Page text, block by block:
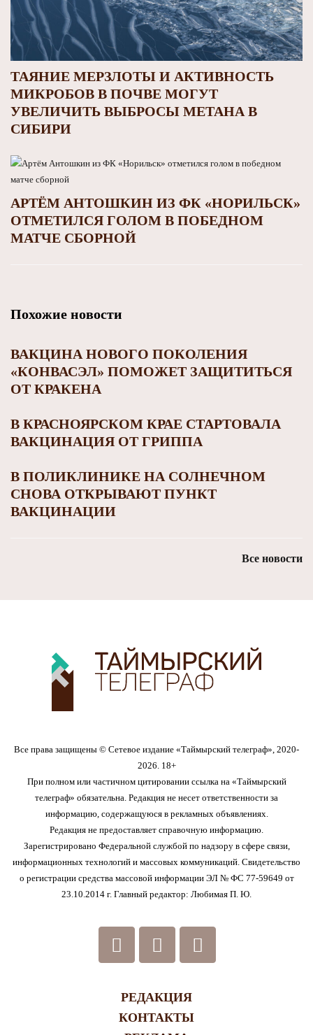
ТАЯНИЕ МЕРЗЛОТЫ И АКТИВНОСТЬ
МИКРОБОВ В ПОЧВЕ МОГУТ
УВЕЛИЧИТЬ ВЫБРОСЫ МЕТАНА В
СИБИРИ
АРТЁМ АНТОШКИН ИЗ ФК «НОРИЛЬСК»
ОТМЕТИЛСЯ ГОЛОМ В ПОБЕДНОМ
МАТЧЕ СБОРНОЙ
Похожие новости
ВАКЦИНА НОВОГО ПОКОЛЕНИЯ
«КОНВАСЭЛ» ПОМОЖЕТ ЗАЩИТИТЬСЯ
ОТ КРАКЕНА
В КРАСНОЯРСКОМ КРАЕ СТАРТОВАЛА
ВАКЦИНАЦИЯ ОТ ГРИППА
В ПОЛИКЛИНИКЕ НА СОЛНЕЧНОМ
СНОВА ОТКРЫВАЮТ ПУНКТ
ВАКЦИНАЦИИ
Все новости
Все права защищены © Сетевое издание «Таймырский телеграф», 2020-
2026. 18+
При полном или частичном цитировании ссылка на «Таймырский
телеграф» обязательна. Редакция не несет ответственности за
информацию, содержащуюся в рекламных объявлениях.
Редакция не предоставляет справочную информацию.
Зарегистрировано Федеральной службой по надзору в сфере связи,
информационных технологий и массовых коммуникаций. Свидетельство
о регистрации средства массовой информации ЭЛ № ФС 77-59649 от
23.10.2014 г. Главный редактор: Любимая П. Ю.
РЕДАКЦИЯ
КОНТАКТЫ